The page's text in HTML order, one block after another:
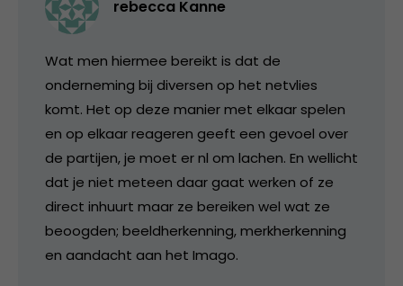
rebecca Kanne
Wat men hiermee bereikt is dat de
onderneming bij diversen op het netvlies
komt. Het op deze manier met elkaar spelen
en op elkaar reageren geeft een gevoel over
de partijen, je moet er nl om lachen. En wellicht
dat je niet meteen daar gaat werken of ze
direct inhuurt maar ze bereiken wel wat ze
beoogden; beeldherkenning, merkherkenning
en aandacht aan het Imago.